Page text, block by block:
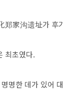
家沟遗址가 후
최초였다.
명한 데가 있어